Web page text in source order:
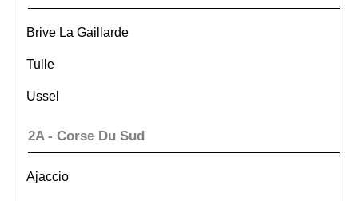
Brive La Gaillarde
Tulle
Ussel
2A - Corse Du Sud
Ajaccio